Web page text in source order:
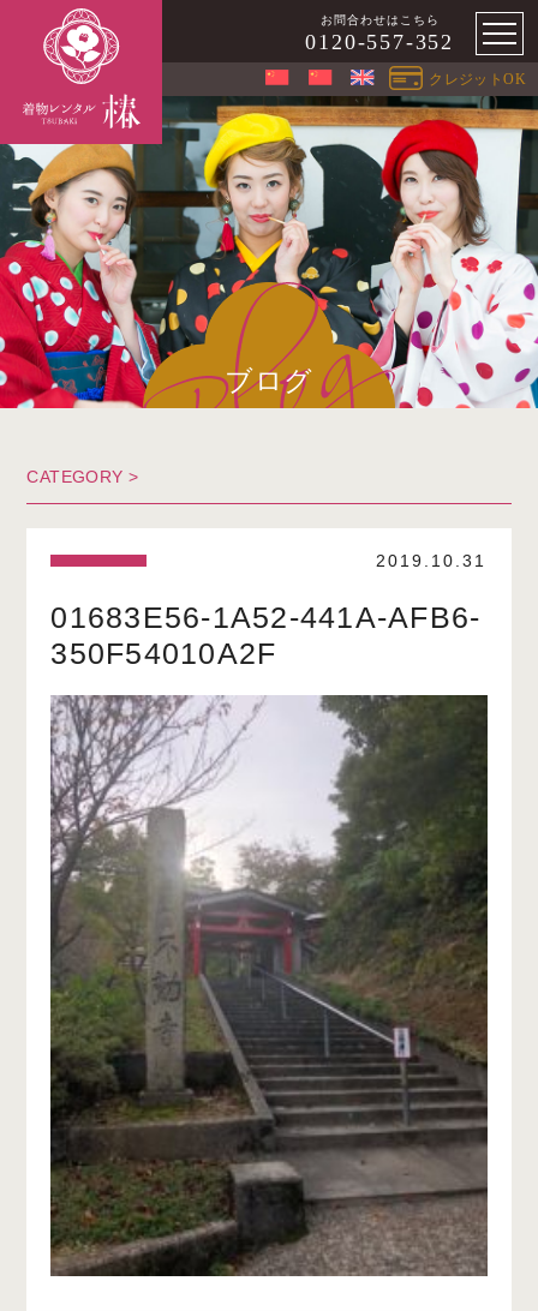
お問合わせはこちら
0120-557-352
クレジットOK
ブログ
CATEGORY >
2019.10.31
01683E56-1A52-441A-AFB6-
350F54010A2F